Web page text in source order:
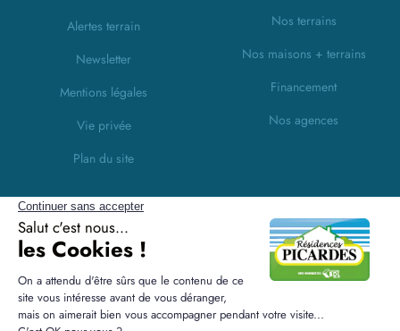
Alertes terrain
Newsletter
Mentions légales
Vie privée
Plan du site
Nos terrains
Nos maisons + terrains
Financement
Nos agences